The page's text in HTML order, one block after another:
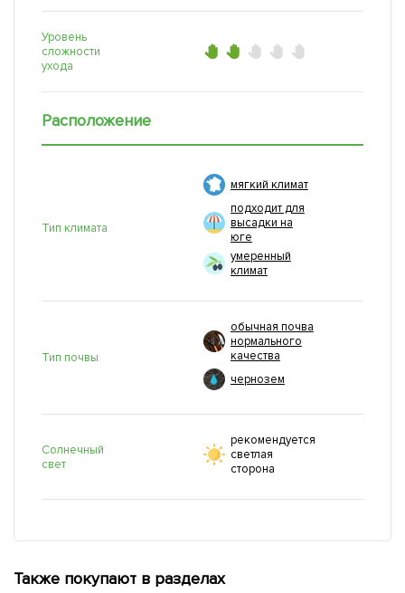
Уровень
сложности
ухода
Расположение
Тип климата
мягкий климат
подходит для
высадки на
юге
умеренный
климат
Тип почвы
обычная почва
нормального
качества
чернозем
Солнечный
свет
рекомендуется
светлая
сторона
Также покупают в разделах